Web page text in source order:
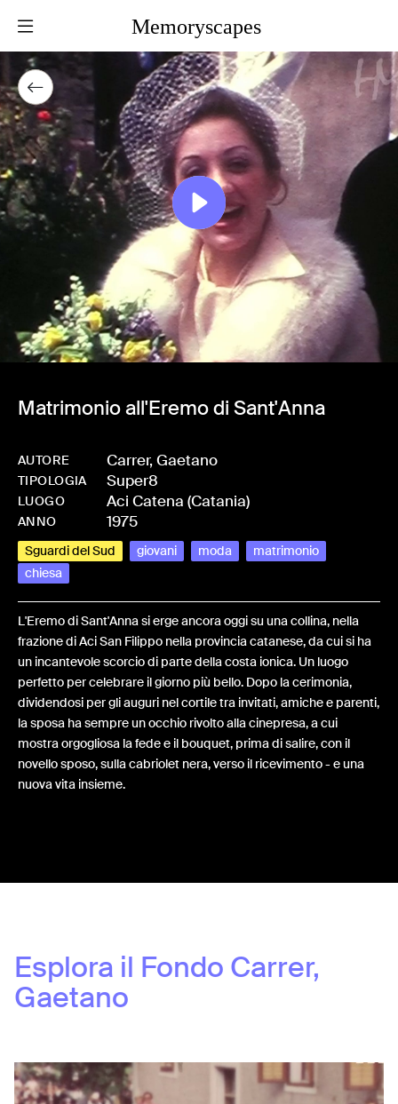
Memoryscapes
Matrimonio all'Eremo di Sant'Anna
AUTORE Carrer, Gaetano
TIPOLOGIA Super8
LUOGO Aci Catena (Catania)
ANNO 1975
Sguardi del Sud giovani moda
matrimonio
chiesa
L'Eremo di Sant'Anna si erge ancora oggi su una collina, nella
frazione di Aci San Filippo nella provincia catanese, da cui si ha
un incantevole scorcio di parte della costa ionica. Un luogo
perfetto per celebrare il giorno più bello. Dopo la cerimonia,
dividendosi per gli auguri nel cortile tra invitati, amiche e parenti,
la sposa ha sempre un occhio rivolto alla cinepresa, a cui
mostra orgogliosa la fede e il bouquet, prima di salire, con il
novello sposo, sulla cabriolet nera, verso il ricevimento - e una
nuova vita insieme.
Esplora il Fondo Carrer,
Gaetano